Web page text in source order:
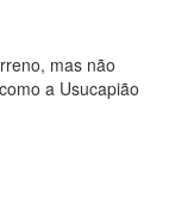
mas não
a Usucapião